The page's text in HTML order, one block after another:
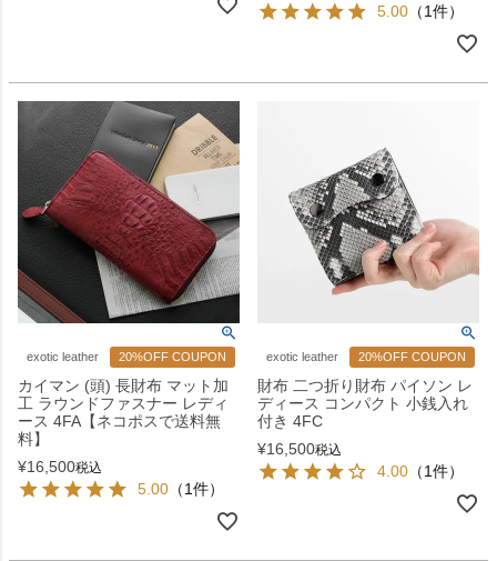
5.00 （1件）
exotic leather 20%OFF COUPON
カイマン (頭) 長財布 マット加
工 ラウンドファスナー レディ
ース 4FA【ネコポスで送料無
料】
¥16,500税込
5.00 （1件）
exotic leather 20%OFF COUPON
財布 二つ折り財布 パイソン レ
ディース コンパクト 小銭入れ
付き 4FC
¥16,500税込
4.00 （1件）